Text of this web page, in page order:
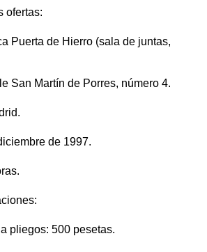
ofertas:
Puerta de Hierro (sala de juntas,
San Martín de Porres, número 4.
de 1997.
pliegos: 500 pesetas.